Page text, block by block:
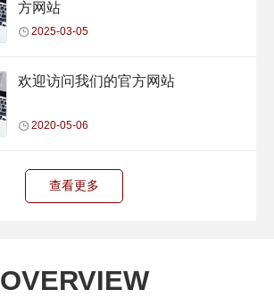
方网站
2025-03-05
欢迎访问我们的官方网站
2020-05-06
查看更多
OVERVIEW